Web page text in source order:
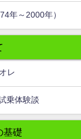
年～2000年）
レ
乗体験談
基礎